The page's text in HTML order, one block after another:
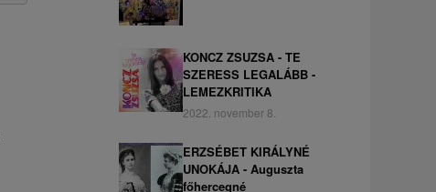
KONCZ ZSUZSA - TE
SZERESS LEGALÁBB -
LEMEZKRITIKA
2022. november 8.
ERZSÉBET KIRÁLYNÉ
UNOKÁJA - Auguszta
főhercegné